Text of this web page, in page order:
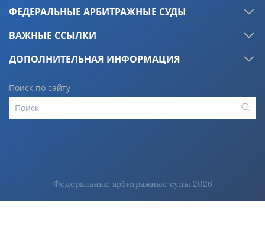
ФЕДЕРАЛЬНЫЕ АРБИТРАЖНЫЕ СУДЫ
ВАЖНЫЕ ССЫЛКИ
ДОПОЛНИТЕЛЬНАЯ ИНФОРМАЦИЯ
Поиск по сайту
Федеральные арбитражные суды 2026